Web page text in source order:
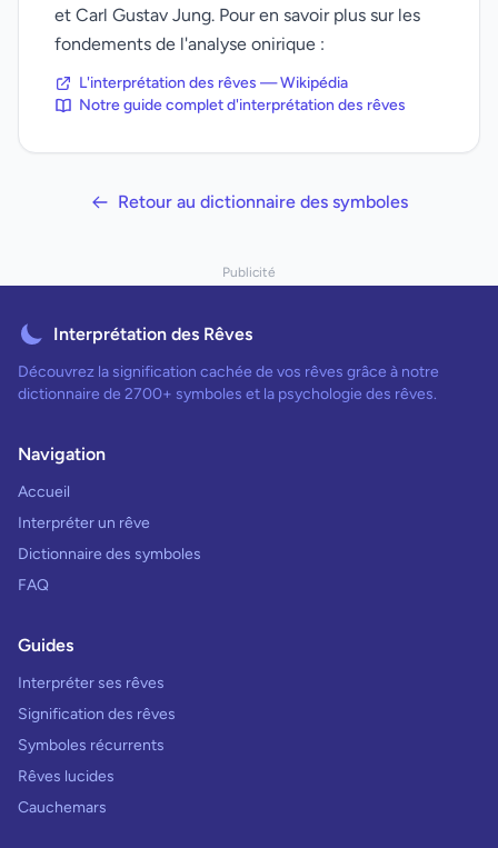
et Carl Gustav Jung. Pour en savoir plus sur les
fondements de l'analyse onirique :
L'interprétation des rêves — Wikipédia
Notre guide complet d'interprétation des rêves
Retour au dictionnaire des symboles
Publicité
Interprétation des Rêves
Découvrez la signification cachée de vos rêves grâce à notre
dictionnaire de 2700+ symboles et la psychologie des rêves.
Navigation
Accueil
Interpréter un rêve
Dictionnaire des symboles
FAQ
Guides
Interpréter ses rêves
Signification des rêves
Symboles récurrents
Rêves lucides
Cauchemars